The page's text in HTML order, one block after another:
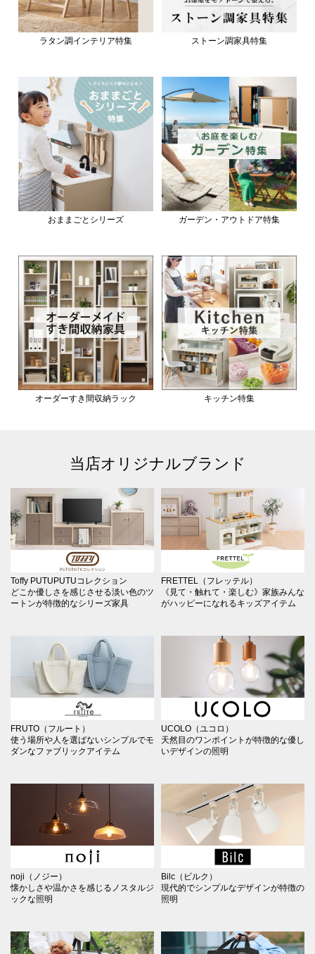
ラタン調インテリア特集 ストーン調家具特集
おままごとシリーズ ガーデン・アウトドア特集
オーダーすき間収納ラック キッチン特集
当店オリジナルブランド
Toffy PUTUPUTUコレクション
どこか優しさを感じさせる淡い色のツ
ートンが特徴的なシリーズ家具
FRETTEL（フレッテル）
《見て・触れて・楽しむ》家族みんな
がハッピーになれるキッズアイテム
FRUTO（フルート）
使う場所や人を選ばないシンプルでモ
ダンなファブリックアイテム
UCOLO（ユコロ）
天然目のワンポイントが特徴的な優し
いデザインの照明
noji（ノジー）
懐かしさや温かさを感じるノスタルジ
ックな照明
Bilc（ビルク）
現代的でシンプルなデザインが特徴の
照明